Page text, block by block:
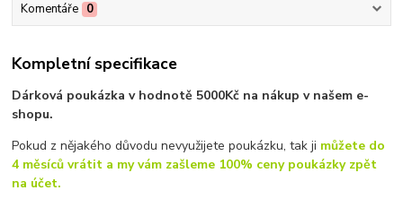
Komentáře 0
Kompletní specifikace
Dárková poukázka v hodnotě 5000Kč na nákup v našem e-
shopu.
Pokud z nějakého důvodu nevyužijete poukázku, tak ji můžete do
4 měsíců vrátit a my vám zašleme 100% ceny poukázky zpět
na účet.